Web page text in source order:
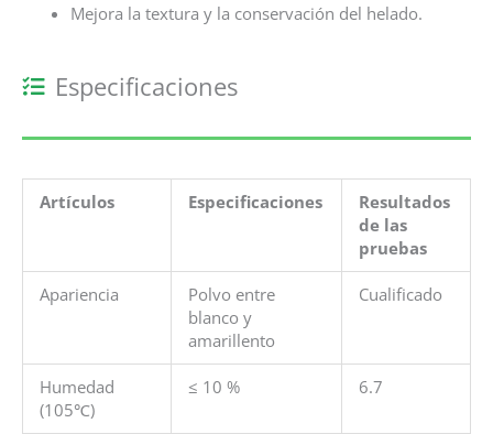
Mejora la textura y la conservación del helado.
Especificaciones
Artículos Especificaciones
Resultados
de las
pruebas
Apariencia
Polvo entre
blanco y
amarillento
Cualificado
Humedad
(105℃)
≤ 10 % 6.7